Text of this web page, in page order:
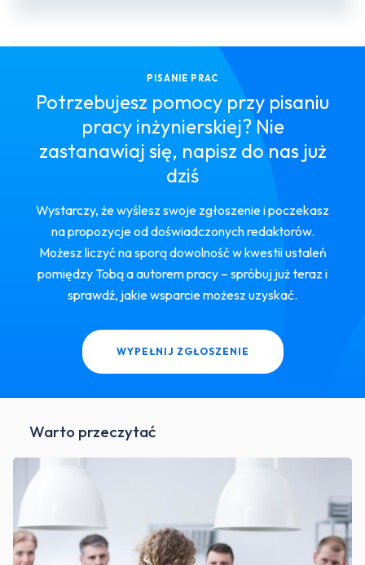
PISANIE PRAC
Potrzebujesz pomocy przy pisaniu
pracy inżynierskiej? Nie
zastanawiaj się, napisz do nas już
dziś
Wystarczy, że wyślesz swoje zgłoszenie i poczekasz
na propozycje od doświadczonych redaktorów.
Możesz liczyć na sporą dowolność w kwestii ustaleń
pomiędzy Tobą a autorem pracy – spróbuj już teraz i
sprawdź, jakie wsparcie możesz uzyskać.
WYPEŁNIJ ZGŁOSZENIE
Warto przeczytać